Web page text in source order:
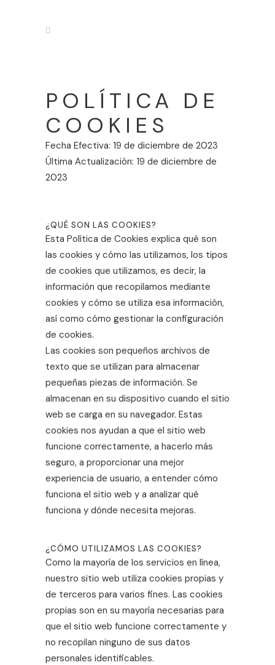
POLÍTICA DE
COOKIES
Fecha Efectiva: 19 de diciembre de 2023
Última Actualización: 19 de diciembre de
2023
¿QUÉ SON LAS COOKIES?
Esta Política de Cookies explica qué son
las cookies y cómo las utilizamos, los tipos
de cookies que utilizamos, es decir, la
información que recopilamos mediante
cookies y cómo se utiliza esa información,
así como cómo gestionar la configuración
de cookies.
Las cookies son pequeños archivos de
texto que se utilizan para almacenar
pequeñas piezas de información. Se
almacenan en su dispositivo cuando el sitio
web se carga en su navegador. Estas
cookies nos ayudan a que el sitio web
funcione correctamente, a hacerlo más
seguro, a proporcionar una mejor
experiencia de usuario, a entender cómo
funciona el sitio web y a analizar qué
funciona y dónde necesita mejoras.
¿CÓMO UTILIZAMOS LAS COOKIES?
Como la mayoría de los servicios en línea,
nuestro sitio web utiliza cookies propias y
de terceros para varios fines. Las cookies
propias son en su mayoría necesarias para
que el sitio web funcione correctamente y
no recopilan ninguno de sus datos
personales identificables.